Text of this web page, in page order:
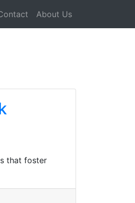
About Us
that foster